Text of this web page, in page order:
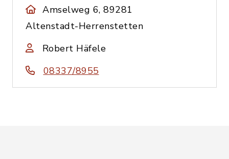
Amselweg 6, 89281
Altenstadt-Herrenstetten
Robert Häfele
08337/8955